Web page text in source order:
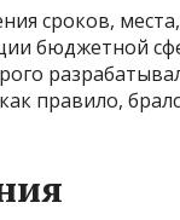
сроков,
бюджетной
правило,